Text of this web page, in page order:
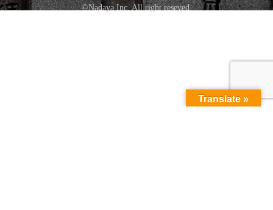
©Nadaya Inc. All right reseved.
Translate »